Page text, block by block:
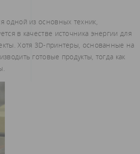
одной из основных техник,
в качестве источника энергии для
Хотя 3D-принтеры, основанные на
готовые продукты, тогда как